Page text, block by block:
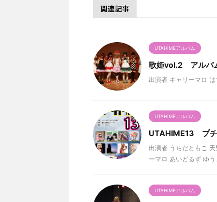
関連記事
UTAHIMEアルバム
歌姫vol.2 アルバ
出演者 キャリーマロ
UTAHIMEアルバム
UTAHIME13 プ
出演者 うちだともこ
ーマロ あいどるず ゆ
UTAHIMEアルバム